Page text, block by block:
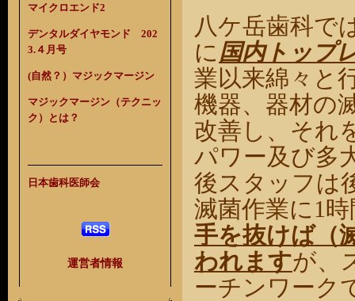
マイクロエンド2
デンタルダイヤモンド 202
3.４月号
(自然？）マジックマージン
マジックマージン（テクニッ
ク）とは？
日本歯科医師会
運営者情報
八ケ岳歯科で
に国内トップ
業以来綿々と
機器、器材の
改善し、それ
パワー及び多
後スタッフは
滅菌作業に1
手を抜けば（
われますが、
ーチンワーク